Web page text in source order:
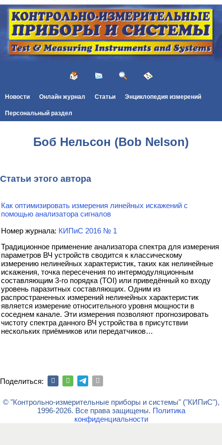
Новости Онлайн журнал Статьи Энциклопедия измерений
Персональный раздел
Боб Нельсон (Bob Nelson)
Статьи этого автора
Как оптимизировать измерения линейных искажений с
помощью анализатора сигналов
Номер журнала: КИПиС 2016 № 1
Традиционное применение анализатора спектра для измерения
параметров ВЧ устройств сводится к классическому
измерению нелинейных характеристик, таких как нелинейные
искажения, точка пересечения по интермодуляционным
составляющим 3-го порядка (TOI) или приведённый ко входу
уровень паразитных составляющих. Одним из
распространенных измерений нелинейных характеристик
является измерение относительного уровня мощности в
соседнем канале. Эти измерения позволяют прогнозировать
чистоту спектра данного ВЧ устройства в присутствии
нескольких приёмников или передатчиков…
Поделиться:
© "Контрольно-измерительные приборы и системы" ("КИПиС"),
1996-2026. Все права защищены. Политика
конфиденциальности